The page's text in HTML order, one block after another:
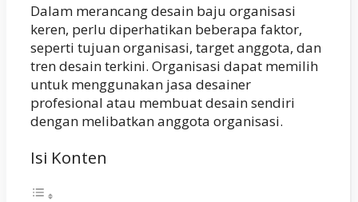
Dalam merancang desain baju organisasi
keren, perlu diperhatikan beberapa faktor,
seperti tujuan organisasi, target anggota, dan
tren desain terkini. Organisasi dapat memilih
untuk menggunakan jasa desainer
profesional atau membuat desain sendiri
dengan melibatkan anggota organisasi.
Isi Konten